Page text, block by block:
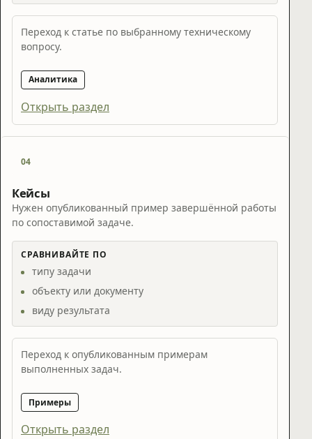
Переход к статье по выбранному техническому
вопросу.
Аналитика
Открыть раздел
04
Кейсы
Нужен опубликованный пример завершённой работы
по сопоставимой задаче.
СРАВНИВАЙТЕ ПО
типу задачи
объекту или документу
виду результата
Переход к опубликованным примерам
выполненных задач.
Примеры
Открыть раздел